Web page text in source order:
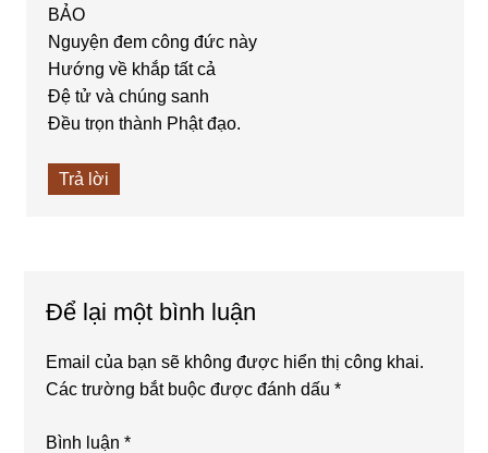
BẢO
Nguyện đem công đức này
Hướng về khắp tất cả
Đệ tử và chúng sanh
Đều trọn thành Phật đạo.
Trả lời
Để lại một bình luận
Email của bạn sẽ không được hiển thị công khai.
Các trường bắt buộc được đánh dấu*
Bình luận*